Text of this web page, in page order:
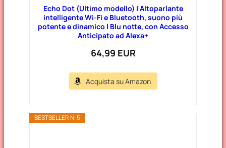
Echo Dot (Ultimo modello) | Altoparlante
intelligente Wi-Fi e Bluetooth, suono più
potente e dinamico | Blu notte, con Accesso
Anticipato ad Alexa+
64,99 EUR
Acquista su Amazon
BESTSELLER N. 5